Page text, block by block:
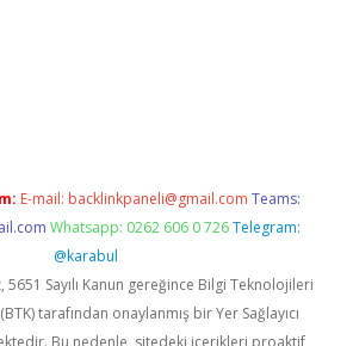
E-mail: backlinkpaneli@gmail.com Teams:
Whatsapp: 0262 606 0 726 Telegram:
@karabul
5651 Sayılı Kanun gereğince Bilgi Teknolojileri
tarafından onaylanmış bir Yer Sağlayıcı
Bu nedenle, sitedeki içerikleri proaktif